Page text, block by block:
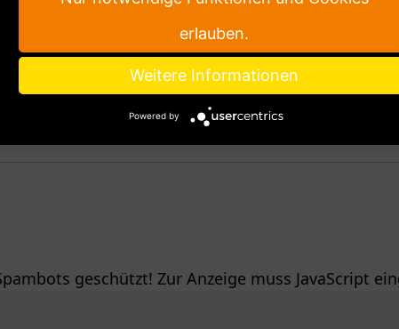
geschützt! Zur Anzeige muss JavaScript
erlauben.
Weitere Informationen
Powered by